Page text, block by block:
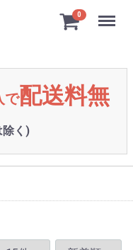
0
で配送料無
除く)
Menu